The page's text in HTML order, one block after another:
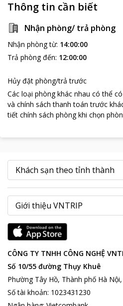
Thông tin cần biết
Nhận phòng/ trả phòng
Nhận phòng từ: 14:00:00
Trả phòng đến: 12:00:00
Hủy đặt phòng/trả trước
Các loại phòng khác nhau có thể
và chính sách thanh toán trước
tiết chính sách phòng khi chọn
CÔNG TY TNHH CÔNG NGHỆ
Số 10/55 đường Thụy Khuê
Phường Tây Hồ, Thành phố Hà
Số tài khoản: 1023431230